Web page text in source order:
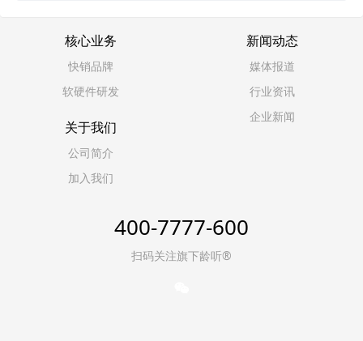
核心业务
快销品牌
软硬件研发
新闻动态
媒体报道
行业资讯
企业新闻
关于我们
公司简介
加入我们
400-7777-600
扫码关注旗下龄听®